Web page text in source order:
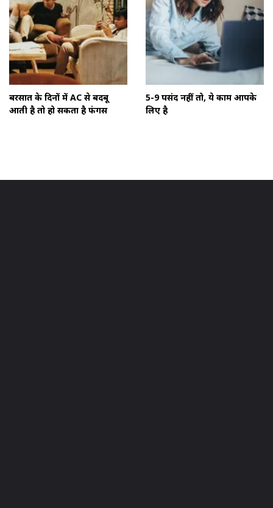
बरसात के दिनों में AC से बदबू
आती है तो हो सकता है फंगस
5-9 पसंद नहीं तो, ये काम आपके
लिए है